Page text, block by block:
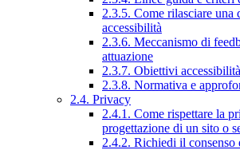
2.3.5. Come rilasciare una
accessibilità
2.3.6. Meccanismo di
attuazione
2.3.7. Obiettivi accessibilità
2.3.8. Normativa e
2.4. Privacy
2.4.1. Come rispettare la
progettazione di un sito o
2.4.2. Richiedi il consenso